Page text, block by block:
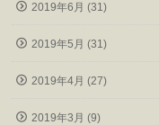
2019年6月 (31)
2019年5月 (31)
2019年4月 (27)
2019年3月 (9)